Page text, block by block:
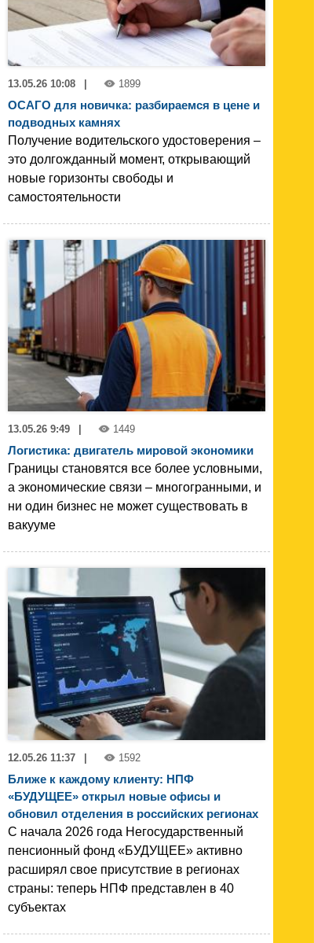
13.05.26 10:08 | 1899
ОСАГО для новичка: разбираемся в цене и
подводных камнях
Получение водительского удостоверения –
это долгожданный момент, открывающий
новые горизонты свободы и
самостоятельности
13.05.26 9:49 1449
Логистика: двигатель мировой экономики
Границы становятся все более условными,
а экономические связи – многогранными, и
ни один бизнес не может существовать в
вакууме
12.05.26 11:37 1592
Ближе к каждому клиенту: НПФ
«БУДУЩЕЕ» открыл новые офисы и
обновил отделения в российских регионах
С начала 2026 года Негосударственный
пенсионный фонд «БУДУЩЕЕ» активно
расширял свое присутствие в регионах
страны: теперь НПФ представлен в 40
субъектах